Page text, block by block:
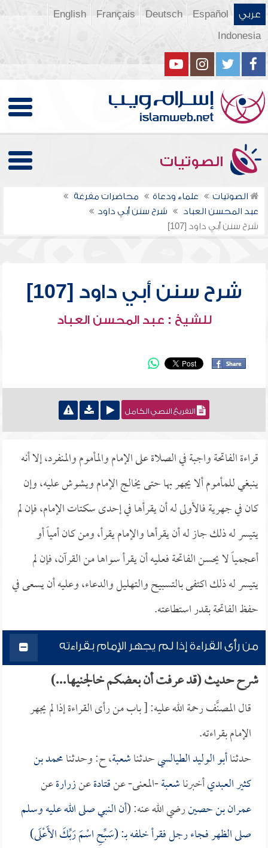
عربي Español
Deutsch
Français
English
Indonesia
الصوتيات
الصوتيات علماء ودعاة
محاضرات مفرغة
عبد المحسن العباد
شرح سنن أبي داود
شرح سنن أبي داود [107]
شرح سنن أبي داود [107]
للشيخ : عبد المحسن العباد
التفريغ النصي الكامل
قراءة الفاتحة واجبة في الصلاة على الإمام والمأموم والمنفرد، إلا أنه
ينبغي للمأموم ألا يجهر بها حتى يخالج الإمام ويشوش عليه، وإن
كان في جهرية فالأولى له أن يقرأها في إحدى سكتات الإمام، فإن لم
يتيسر له ذلك جاز له أن يقرأها والإمام يقرأ، ومن كان أمياً أو
أعجمياً لا يحسن الفاتحة فعليه أن يقرأ سواها من القرآن، فإن لم
يتيسر له ذلك اكتفى بالتسبيح والتهليل والدعاء، وعليه أن يسعى في
حفظ الفاتحة بقدر استطاعته.
من رأى القراءة إذا لم يجهر الإمام بقراءته
شرح حديث (قد عرفت أن بعضكم خالجنيها...)
قال المصنَّف رحمة الله عليه: [ باب من رأى القراءة إذا لم يجهر
الإمام بقراءته.
حدثناأبو الوليد الطيالسيحدثناشعبة، ح: وحدثنامحمد بن
كثير العبديأخبرناشعبة-المعنى- عنقتادةعنزرارةعن
عمران بن حصينرضي الله عنه: (أن النبي صلى الله عليه وسلم
صلى الظهر فجاء رجل فقرأ خلفه بـ: (سَبِّحِ اسْمَ رَبِّكَ الأَعْلَى)